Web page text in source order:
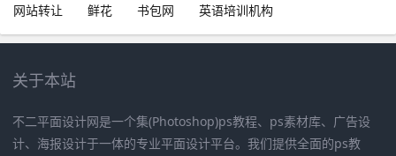
网站转让
鲜花 书包网 英语培训机构
关于本站
不二平面设计网是一个集(Photoshop)ps教程、ps素材库、广告设
计、海报设计于一体的专业平面设计平台。我们提供全面的ps教